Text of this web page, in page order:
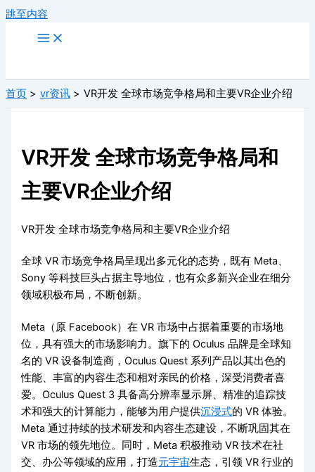
跳至内容
首页 vr资讯 VR开发 全球市场竞争格局和主要VR企业介绍
VR开发 全球市场竞争格局和
主要VR企业介绍
VR开发 全球市场竞争格局和主要VR企业介绍
全球 VR 市场竞争格局呈现出多元化的态势，既有 Meta、
Sony 等科技巨头占据主导地位，也有众多新兴企业在细分
领域积极布局，不断创新。
Meta（原 Facebook）在 VR 市场中占据着重要的市场地
位，具有强大的市场影响力。旗下的 Oculus 品牌是全球知
名的 VR 设备制造商，Oculus Quest 系列产品以其出色的
性能、丰富的内容生态和相对亲民的价格，深受消费者喜
爱。Oculus Quest 3 具备高分辨率显示屏、精准的追踪技
术和强大的计算能力，能够为用户提供沉浸式的 VR 体验。
Meta 通过持续的技术研发和内容生态建设，不断巩固其在
VR 市场的领先地位。同时，Meta 积极推动 VR 技术在社
交、办公等领域的应用，打造元宇宙生态，引领 VR 行业的